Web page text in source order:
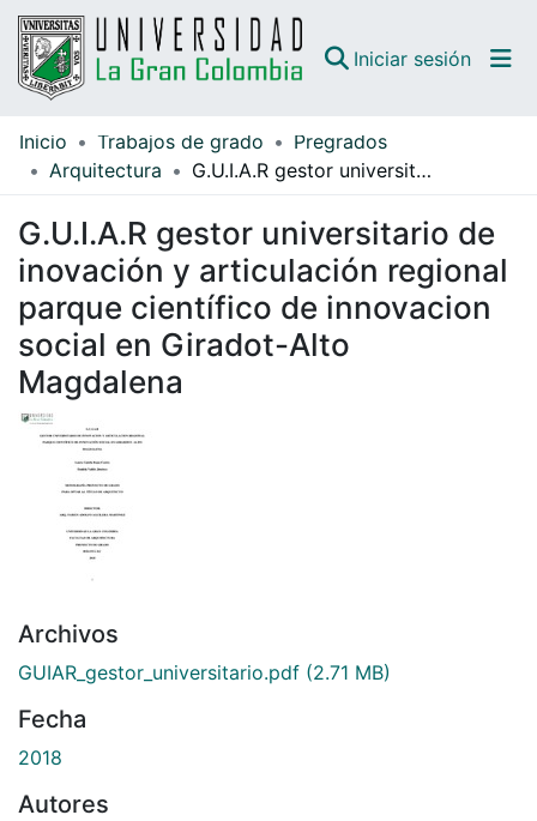
Iniciar sesión
Comunidades
Guías
Inicio Trabajos de grado
Pregrados
Arquitectura
G.U.I.A.R gestor universitario de inovación y articulación regional parque científico de innovacion social en Giradot-Alto Magdalena
G.U.I.A.R gestor universitario de
inovación y articulación regional
parque científico de innovacion
social en Giradot-Alto
Magdalena
Archivos
GUIAR_gestor_universitario.pdf (2.71 MB)
Fecha
2018
Autores